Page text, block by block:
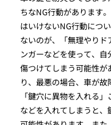
ちなNG行動があります
はいけないNG行動につ
ないのが、「無理やり
ンガーなどを使って、
傷つけてしまう可能性
り、最悪の場合、車が故
「鍵穴に異物を入れる
などを入れてしまうと